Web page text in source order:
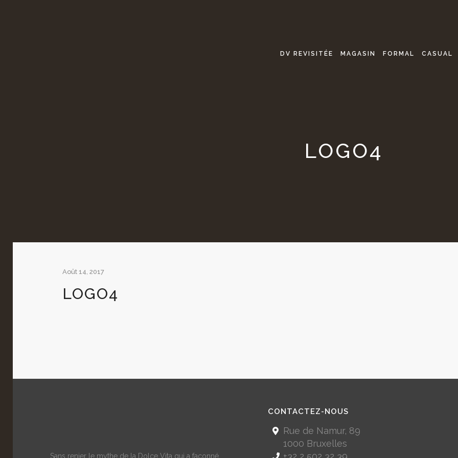
DV REVISITÉE MAGASIN FORMAL CASUAL
LOGO4
Août 14, 2017
LOGO4
Sans renier le mythe de la Dolce Vita qui a façonné
CONTACTEZ-NOUS
Rue de Namur, 89
1000 Bruxelles